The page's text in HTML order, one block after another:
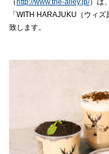
（ http://www.the-alley.jp/）は
「WITH HARAJUKU（ウィ
致します。